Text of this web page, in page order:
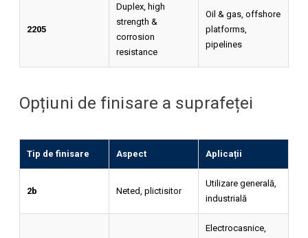
2205
Duplex, high
strength &
corrosion
resistance
Oil & gas, offshore
platforms,
pipelines
Opțiuni de finisare a suprafeței
Tip de finisare Aspect Aplicații
2b Neted, plictisitor
Utilizare generală,
industrială
Electrocasnice,